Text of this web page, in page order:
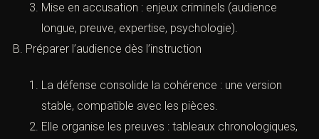
Mise en accusation : enjeux criminels (audience
longue, preuve, expertise, psychologie).
B. Préparer l’audience dès l’instruction
La défense consolide la cohérence : une version
stable, compatible avec les pièces.
Elle organise les preuves : tableaux chronologiques,